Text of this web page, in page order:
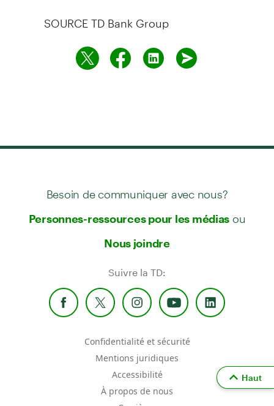
SOURCE TD Bank Group
Besoin de communiquer avec nous?
Personnes-ressources pour les médias ou
Nous joindre
Suivre la TD:
Confidentialité et sécurité
Mentions juridiques
Accessibilité
À propos de nous
Haut